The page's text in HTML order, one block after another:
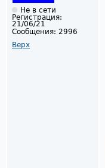
Не в сети
Регистрация:
21/06/21
Сообщения: 2996
Верх